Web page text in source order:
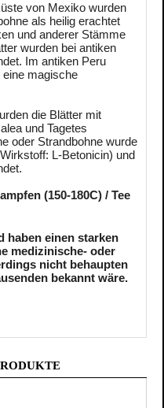
von Mexiko wurden
als heilig erachtet
und anderer Stämme
wurden bei antiken
Im antiken Peru
eine magische
die Blätter mit
und Tagetes
oder Strandbohne wurde
L-Betonicin) und
(150-180C) / Tee
haben einen starken
medizinische- oder
nicht behaupten
bekannt wäre.